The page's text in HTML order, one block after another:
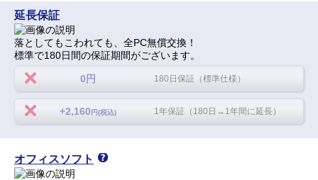
延長保証
落としてもこわれても、全PC無償交換！
標準で180日間の保証期間がございます。
0円 180日保証（標準仕様）
+2,160 円(税込) 1年保証（180日→1年間に延長）
オフィスソフト